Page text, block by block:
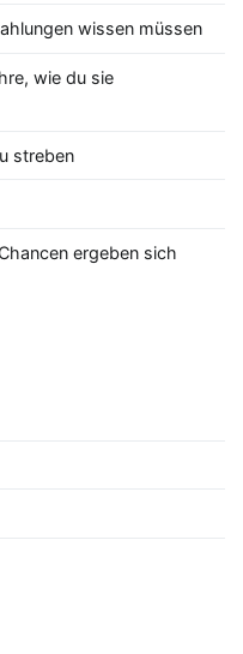
wissen müssen
wie du sie
streben
ergeben sich